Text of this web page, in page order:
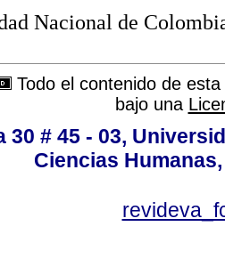
Nacional de
Todo el contenido de
bajo una
30 # 45 - 03,
Ciencias